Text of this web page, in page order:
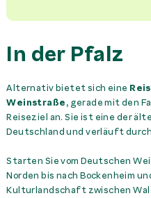
In der Pfalz
Alternativ bietet sich eine
Weinstraße, gerade mit den
Reiseziel an. Sie ist eine der
Deutschland und verläuft
Starten Sie vom Deutschen
Norden bis nach Bockenheim
Kulturlandschaft zwischen